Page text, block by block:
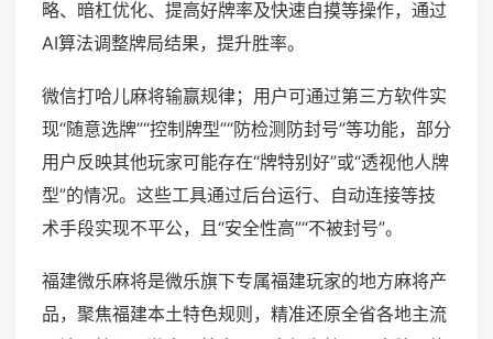
略、暗杠优化、提高好牌率及快速自摸等操作，通过
AI算法调整牌局结果，提升胜率。
微信打哈儿麻将输赢规律；用户可通过第三方软件实
现“随意选牌”“控制牌型”“防检测防封号”等功能，部分
用户反映其他玩家可能存在“牌特别好”或“透视他人牌
型”的情况。这些工具通过后台运行、自动连接等技
术手段实现不平公，且“安全性高”“不被封号”。
福建微乐麻将是微乐旗下专属福建玩家的地方麻将产
品，聚焦福建本土特色规则，精准还原全省各地主流